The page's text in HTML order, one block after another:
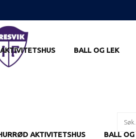
AKTIVITETSHUS BALL OG
BALL OG LEK
Search
for: